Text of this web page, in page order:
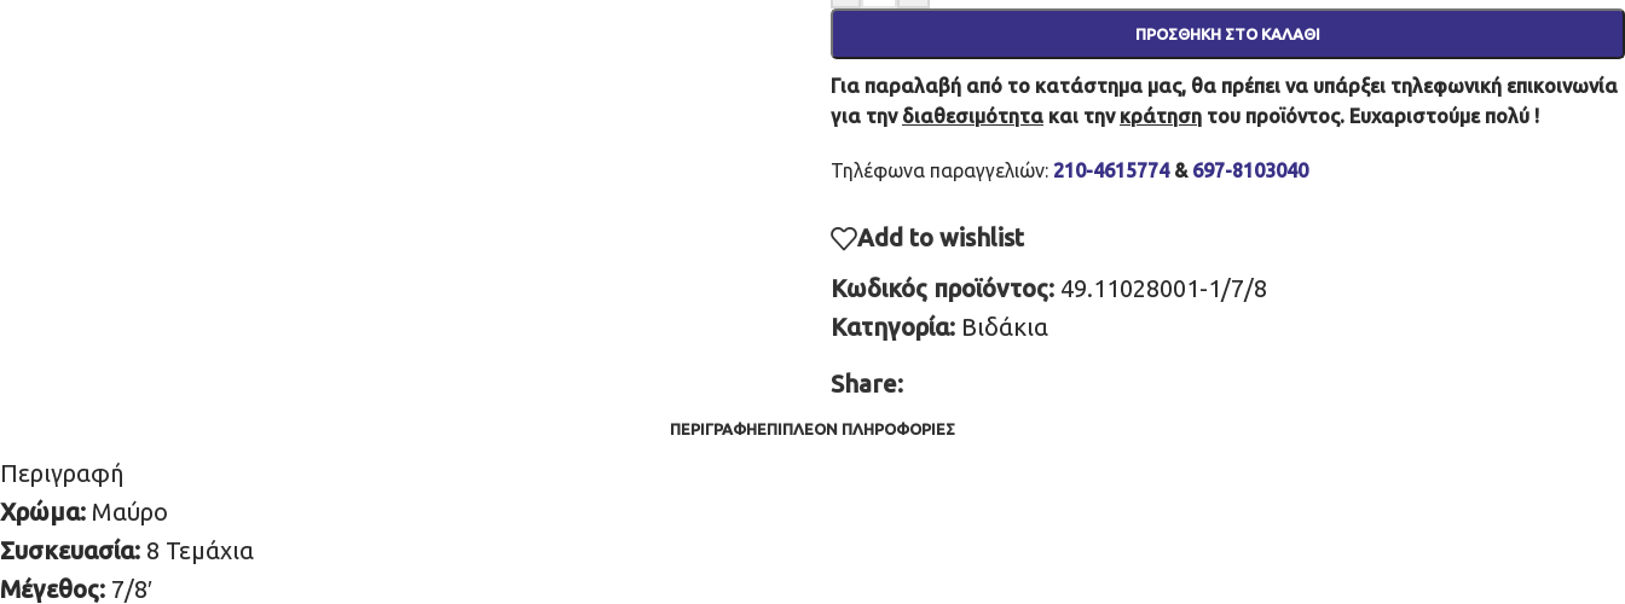
ΠΡΟΣΘΉΚΗ ΣΤΟ ΚΑΛΆΘΙ
Για παραλαβή από το κατάστημα μας, θα πρέπει να υπάρξει τηλεφωνική επικοινωνία
για την διαθεσιμότητα και την κράτηση του προϊόντος. Ευχαριστούμε πολύ !
Τηλέφωνα παραγγελιών: 210-4615774& 697-8103040
Add to wishlist
Κωδικός προϊόντος: 49.11028001-1/7/8
Κατηγορία: Βιδάκια
Share:
ΠΕΡΙΓΡΑΦΉΕΠΙΠΛΈΟΝ ΠΛΗΡΟΦΟΡΊΕΣ
Περιγραφή
Χρώμα: Μαύρο
Συσκευασία: 8 Τεμάχια
Μέγεθος: 7/8′